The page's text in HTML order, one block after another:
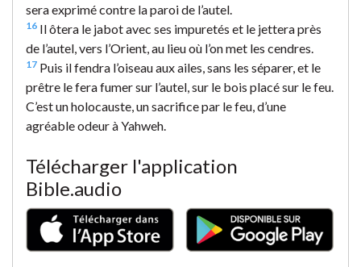
sera exprimé contre la paroi de l’autel.
16 Il ôtera le jabot avec ses impuretés et le jettera près
de l’autel, vers l’Orient, au lieu où l’on met les cendres.
17 Puis il fendra l’oiseau aux ailes, sans les séparer, et le
prêtre le fera fumer sur l’autel, sur le bois placé sur le feu.
C’est un holocauste, un sacrifice par le feu, d’une
agréable odeur à Yahweh.
Télécharger l'application
Bible.audio